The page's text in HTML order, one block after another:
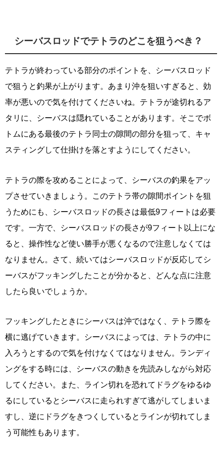
シーバスロッドでテトラのどこを狙うべき？
テトラが終わっている部分のポイントを、シーバスロッド
で狙うと釣果が上がります。あまり沖を狙いすぎると、効
率が悪いので気を付けてくださいね。テトラが途切れるア
タリに、シーバスは隠れていることがあります。そこでボ
トムにある最後のテトラ同士の隙間の部分を狙って、キャ
スティングして仕掛けを落とすようにしてください。
テトラの際を攻めることによって、シーバスの釣果をアッ
プさせていきましょう。このテトラ帯の隙間ポイントを狙
うためにも、シーバスロッドの長さは最低9フィートは必要
です。一方で、シーバスロッドの長さが9フィート以上にな
ると、操作性など使い勝手が悪くなるので注意しなくては
なりません。さて、続いてはシーバスロッドが反応してシ
ーバスがフッキングしたことが分かると、どんな点に注意
したら良いでしょうか。
フッキングしたときにシーバスは沖ではなく、テトラ際を
横に逃げていきます。シーバスによっては、テトラの中に
入ろうとするので気を付けなくてはなりません。ランディ
ングをする時には、シーバスの動きを先読みしながら対応
してください。また、ライン切れを恐れてドラグをゆるゆ
るにしているとシーバスに走られすぎて逃がしてしまいま
すし、逆にドラグをきつくしているとラインが切れてしま
う可能性もあります。